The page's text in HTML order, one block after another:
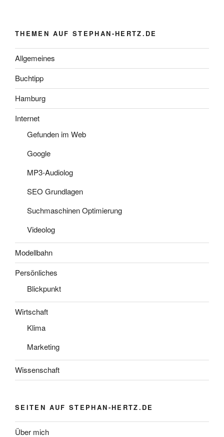
THEMEN AUF STEPHAN-HERTZ.DE
Allgemeines
Buchtipp
Hamburg
Internet
Gefunden im Web
Google
MP3-Audiolog
SEO Grundlagen
Suchmaschinen Optimierung
Videolog
Modellbahn
Persönliches
Blickpunkt
Wirtschaft
Klima
Marketing
Wissenschaft
SEITEN AUF STEPHAN-HERTZ.DE
Über mich